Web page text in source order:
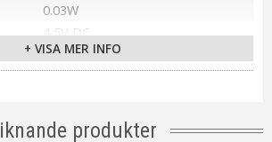
0.03W
4,5V DC
IP20
Grå
Integrerad
+ VISA MER INFO
produkter